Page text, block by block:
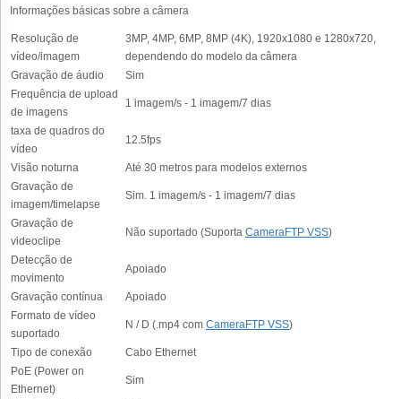
Informações básicas sobre a câmera
Resolução de
vídeo/imagem
3MP, 4MP, 6MP, 8MP (4K), 1920x1080 e 1280x720,
dependendo do modelo da câmera
Gravação de áudio
Sim
Frequência de upload
de imagens
1 imagem/s - 1 imagem/7 dias
taxa de quadros do
vídeo
12.5fps
Visão noturna
Até 30 metros para modelos externos
Gravação de
imagem/timelapse
Sim. 1 imagem/s - 1 imagem/7 dias
Gravação de
videoclipe
Não suportado (Suporta CameraFTP VSS)
Detecção de
movimento
Apoiado
Gravação contínua
Apoiado
Formato de vídeo
suportado
N / D (.mp4 com CameraFTP VSS)
Tipo de conexão
Cabo Ethernet
PoE (Power on
Ethernet)
Sim